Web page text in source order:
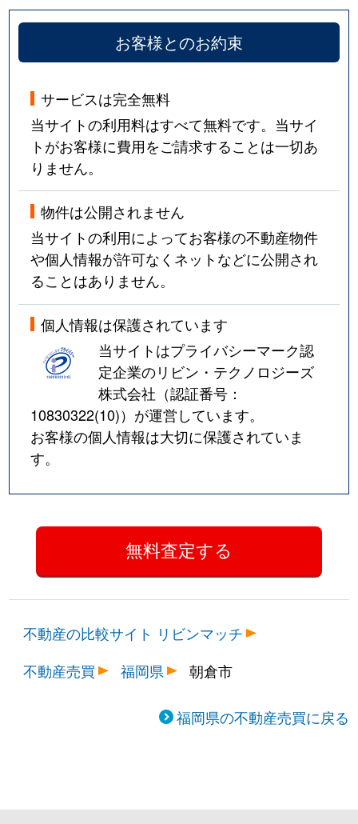
お客様とのお約束
サービスは完全無料
当サイトの利用料はすべて無料です。当サイ
トがお客様に費用をご請求することは一切あ
りません。
物件は公開されません
当サイトの利用によってお客様の不動産物件
や個人情報が許可なくネットなどに公開され
ることはありません。
個人情報は保護されています
当サイトはプライバシーマーク認
定企業のリビン・テクノロジーズ
株式会社（認証番号：
10830322(10)）が運営しています。
お客様の個人情報は大切に保護されていま
す。
不動産の比較サイト リビンマッチ
不動産売買
福岡県 朝倉市
福岡県の不動産売買に戻る